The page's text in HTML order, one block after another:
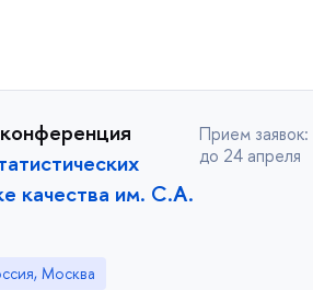
качества им. С.А.
Прием заявок:
до 24 апреля
Москва